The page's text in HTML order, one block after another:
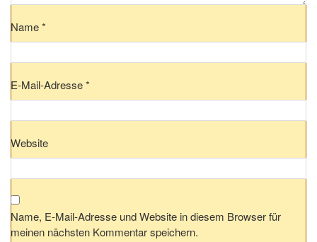
Name*
E-Mail-Adresse*
Website
Name, E-Mail-Adresse und Website in diesem Browser für
meinen nächsten Kommentar speichern.